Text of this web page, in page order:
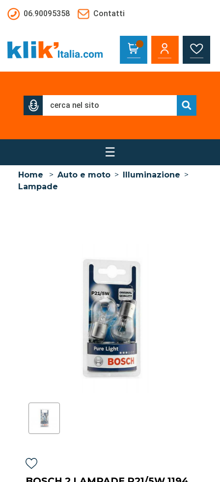
06.90095358
Contatti
☰
Home > Auto e moto > Illuminazione >
Lampade